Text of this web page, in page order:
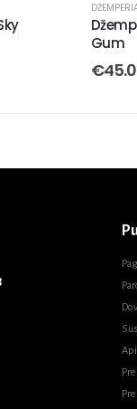
Gum
€